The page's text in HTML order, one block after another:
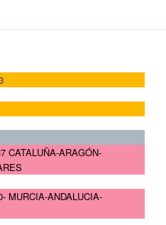
CATALUÑA-ARAGÓN-
MURCIA-ANDALUCIA-